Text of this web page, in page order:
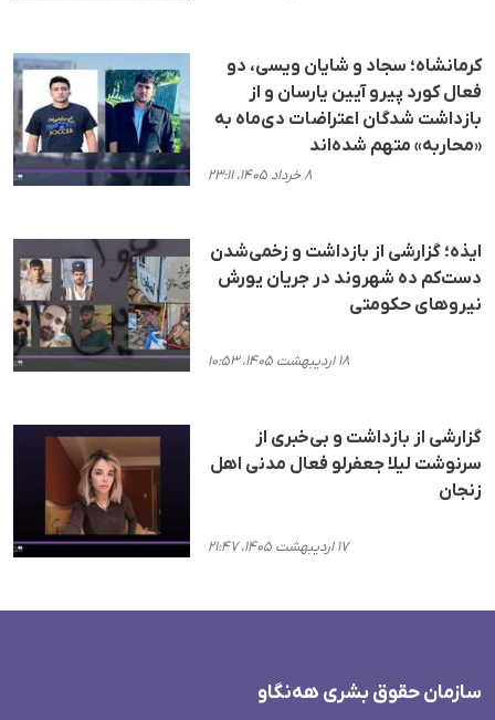
کرمانشاه؛ سجاد و شایان ویسی، دو
فعال کورد پیرو آیین یارسان و از
بازداشت شدگان اعتراضات دی‌ماه به
«محاربه» متهم شده‌اند
۸ خرداد ۱۴۰۵، ۲۳:۱۱
ایذه؛ گزارشی از بازداشت و زخمی‌شدن
دست‌کم ده شهروند در جریان یورش
نیروهای حکومتی
۱۸ اردیبهشت ۱۴۰۵، ۱۰:۵۳
گزارشی از بازداشت و بی‌خبری از
سرنوشت لیلا جعفرلو فعال مدنی اهل
زنجان
۱۷ اردیبهشت ۱۴۰۵، ۲۱:۴۷
سازمان حقوق بشری هەنگاو